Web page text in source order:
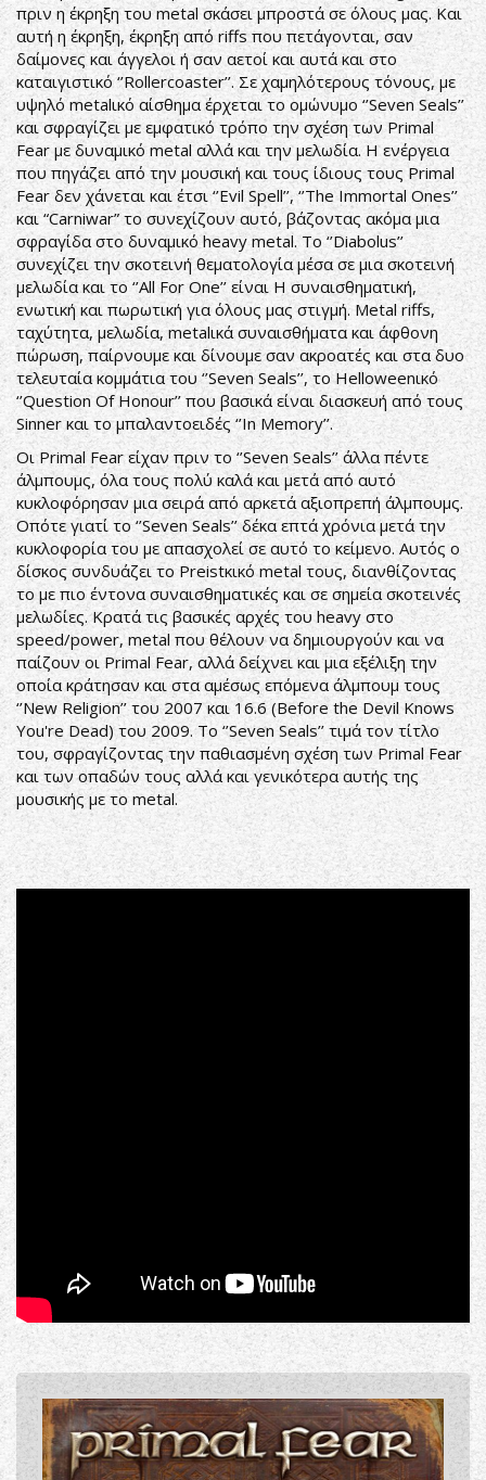
πριν η έκρηξη του metal σκάσει μπροστά σε όλους μας. Και
αυτή η έκρηξη, έκρηξη από riffs που πετάγονται, σαν
δαίμονες και άγγελοι ή σαν αετοί και αυτά και στο
καταιγιστικό ‘’Rollercoaster’’. Σε χαμηλότερους τόνους, με
υψηλό metalικό αίσθημα έρχεται το ομώνυμο ‘’Seven Seals’’
και σφραγίζει με εμφατικό τρόπο την σχέση των Primal
Fear με δυναμικό metal αλλά και την μελωδία. Η ενέργεια
που πηγάζει από την μουσική και τους ίδιους τους Primal
Fear δεν χάνεται και έτσι ‘’Evil Spell’’, ‘’The Immortal Ones’’
και “Carniwar” το συνεχίζουν αυτό, βάζοντας ακόμα μια
σφραγίδα στο δυναμικό heavy metal. To ‘’Diabolus’’
συνεχίζει την σκοτεινή θεματολογία μέσα σε μια σκοτεινή
μελωδία και το ‘’All For One’’ είναι Η συναισθηματική,
ενωτική και πωρωτική για όλους μας στιγμή. Metal riffs,
ταχύτητα, μελωδία, metalικά συναισθήματα και άφθονη
πώρωση, παίρνουμε και δίνουμε σαν ακροατές και στα δυο
τελευταία κομμάτια του ‘’Seven Seals’’, το Helloweenικό
‘’Question Of Honour’’ που βασικά είναι διασκευή από τους
Sinner και το μπαλαντοειδές ‘’In Memory’’.
Οι Primal Fear είχαν πριν το ‘’Seven Seals’’ άλλα πέντε
άλμπουμς, όλα τους πολύ καλά και μετά από αυτό
κυκλοφόρησαν μια σειρά από αρκετά αξιοπρεπή άλμπουμς.
Οπότε γιατί το ‘’Seven Seals’’ δέκα επτά χρόνια μετά την
κυκλοφορία του με απασχολεί σε αυτό το κείμενο. Αυτός ο
δίσκος συνδυάζει το Preistκικό metal τους, διανθίζοντας
το με πιο έντονα συναισθηματικές και σε σημεία σκοτεινές
μελωδίες. Κρατά τις βασικές αρχές του heavy στο
speed/power, metal που θέλουν να δημιουργούν και να
παίζουν οι Primal Fear, αλλά δείχνει και μια εξέλιξη την
οποία κράτησαν και στα αμέσως επόμενα άλμπουμ τους
‘’New Religion’’ του 2007 και 16.6 (Before the Devil Knows
You're Dead) του 2009. Το ‘’Seven Seals’’ τιμά τον τίτλο
του, σφραγίζοντας την παθιασμένη σχέση των Primal Fear
και των οπαδών τους αλλά και γενικότερα αυτής της
μουσικής με το metal.